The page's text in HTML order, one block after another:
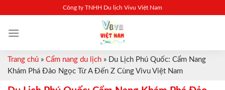
content
Công ty TNHH Du lịch Vivu Việt Nam
Trang chủ » Cẩm nang du lịch » Du Lịch Phú Quốc: Cẩm Nang
Khám Phá Đảo Ngọc Từ A Đến Z Cùng Vivu Việt Nam